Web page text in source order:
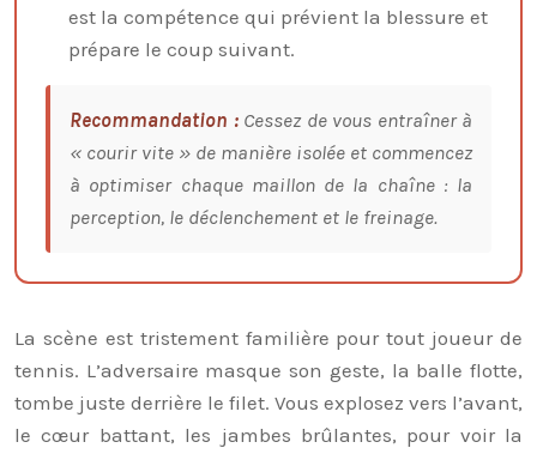
est la compétence qui prévient la blessure et
prépare le coup suivant.
Recommandation :Cessez de vous entraîner à
« courir vite » de manière isolée et commencez
à optimiser chaque maillon de la chaîne : la
perception, le déclenchement et le freinage.
La scène est tristement familière pour tout joueur de
tennis. L’adversaire masque son geste, la balle flotte,
tombe juste derrière le filet. Vous explosez vers l’avant,
le cœur battant, les jambes brûlantes, pour voir la